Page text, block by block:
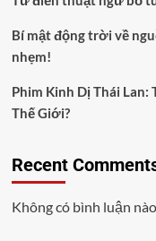
Bí mật động trời về
nhẹm!
Phim Kinh Dị Thái Lan:
Thế Giới?
Recent
Không có bình luận